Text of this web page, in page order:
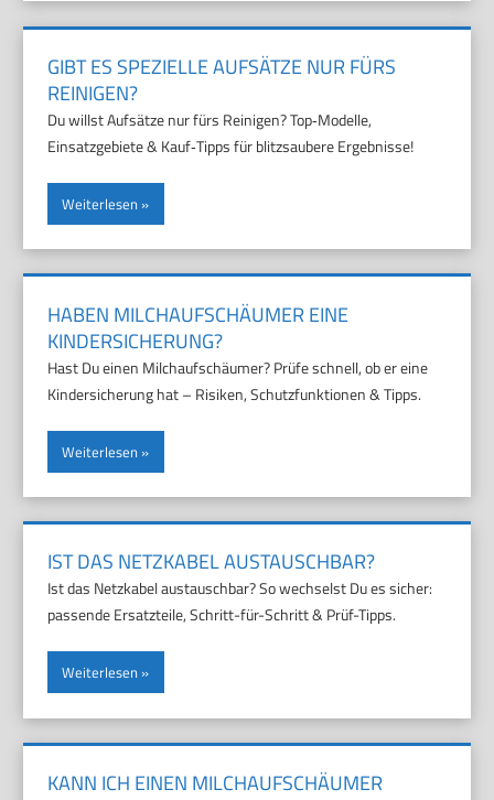
GIBT ES SPEZIELLE AUFSÄTZE NUR FÜRS
REINIGEN?
Du willst Aufsätze nur fürs Reinigen? Top‑Modelle,
Einsatzgebiete & Kauf‑Tipps für blitzsaubere Ergebnisse!
Weiterlesen
HABEN MILCHAUFSCHÄUMER EINE
KINDERSICHERUNG?
Hast Du einen Milchaufschäumer? Prüfe schnell, ob er eine
Kindersicherung hat – Risiken, Schutzfunktionen & Tipps.
Weiterlesen
IST DAS NETZKABEL AUSTAUSCHBAR?
Ist das Netzkabel austauschbar? So wechselst Du es sicher:
passende Ersatzteile, Schritt-für-Schritt & Prüf-Tipps.
Weiterlesen
KANN ICH EINEN MILCHAUFSCHÄUMER